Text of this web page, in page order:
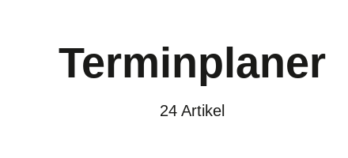
Terminplaner
24 Artikel